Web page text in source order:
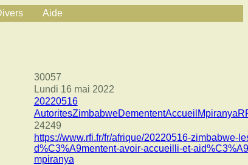
Aide
30057
Lundi 16 mai 2022
20220516
24249
https://www.rfi.fr/fr/afrique/20220516-zimbabwe-
d%C3%A9mentent-avoir-accueilli-et-
mpiranya